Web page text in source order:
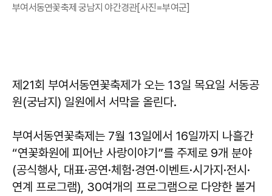
부여서동연꽃축제 궁남지 야간경관[사진=부여군]
제21회 부여서동연꽃축제가 오는 13일 목요일 서동공
원(궁남지) 일원에서 서막을 올린다.
부여서동연꽃축제는 7월 13일에서 16일까지 나흘간
“연꽃화원에 피어난 사랑이야기”를 주제로 9개 분야
(공식행사, 대표·공연·체험·경연·이벤트·시가지·전시·
연계 프로그램), 30여개의 프로그램으로 다양한 볼거